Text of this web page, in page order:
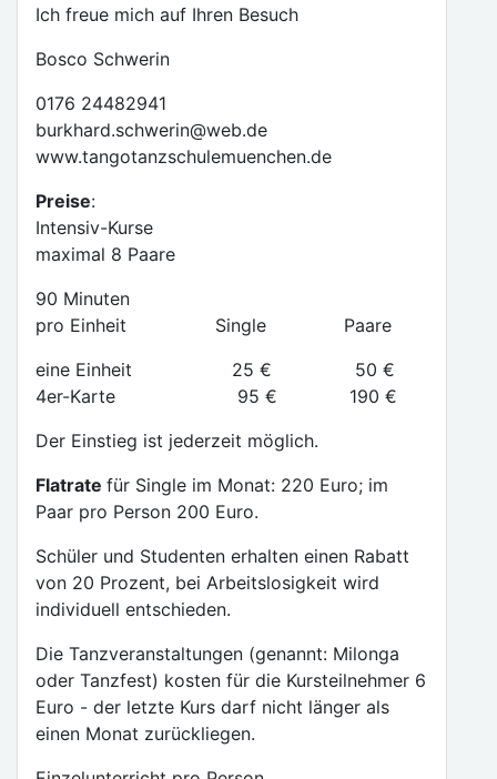
Ich freue mich auf Ihren Besuch
Bosco Schwerin
0176 24482941
burkhard.schwerin@web.de
www.tangotanzschulemuenchen.de
Preise:
Intensiv-Kurse
maximal 8 Paare
90 Minuten
pro Einheit Single Paare
eine Einheit 25 € 50 €
4er-Karte 95 € 190 €
Der Einstieg ist jederzeit möglich.
Flatrate für Single im Monat: 220 Euro; im
Paar pro Person 200 Euro.
Schüler und Studenten erhalten einen Rabatt
von 20 Prozent, bei Arbeitslosigkeit wird
individuell entschieden.
Die Tanzveranstaltungen (genannt: Milonga
oder Tanzfest) kosten für die Kursteilnehmer 6
Euro - der letzte Kurs darf nicht länger als
einen Monat zurückliegen.